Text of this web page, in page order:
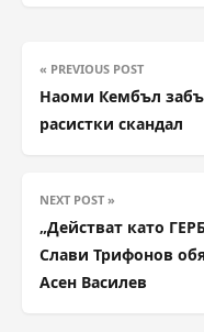
« PREVIOUS POST
Наоми Кембъл
расистки скандал
NEXT POST »
„Действат като
Слави Трифонов
Асен Василев